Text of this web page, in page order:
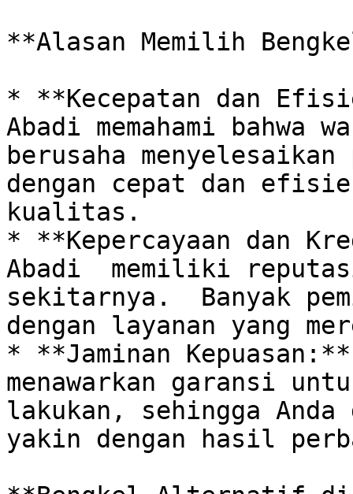
**Alasan Memilih
* **Kecepatan dan
Abadi memahami bahwa
berusaha
dengan cepat dan
kualitas.
* **Kepercayaan dan
Abadi  memiliki
sekitarnya.  Banyak
dengan layanan yang
* **Jaminan
menawarkan garansi
lakukan, sehingga Anda
yakin dengan hasil